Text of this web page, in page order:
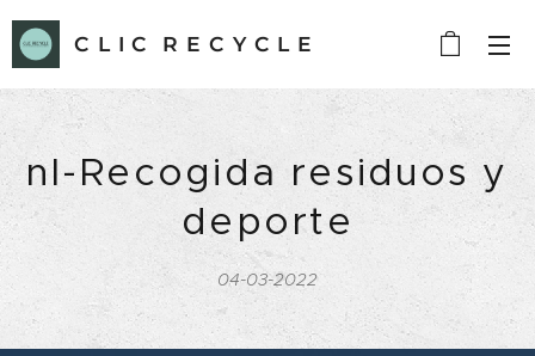
C L I C R E C Y C L E
nl-Recogida residuos y
deporte
04-03-2022